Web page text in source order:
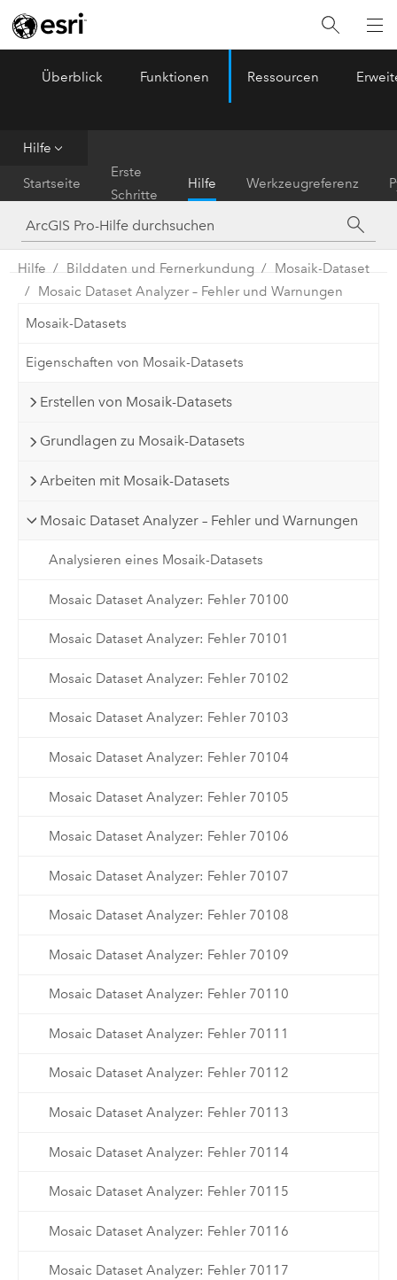
ArcGIS Pro
Überblick Funktionen Ressourcen
Hilfe
Startseite
Erste
Schritte
Hilfe Werkzeugreferenz
Hilfe Bilddaten und Fernerkundung
Mosaik-Dataset
Mosaic Dataset Analyzer – Fehler und Warnungen
Mosaik-Datasets
Eigenschaften von Mosaik-Datasets
Erstellen von Mosaik-Datasets
Grundlagen zu Mosaik-Datasets
Arbeiten mit Mosaik-Datasets
Mosaic Dataset Analyzer – Fehler und Warnungen
Analysieren eines Mosaik-Datasets
Mosaic Dataset Analyzer: Fehler 70100
Mosaic Dataset Analyzer: Fehler 70101
Mosaic Dataset Analyzer: Fehler 70102
Mosaic Dataset Analyzer: Fehler 70103
Mosaic Dataset Analyzer: Fehler 70104
Mosaic Dataset Analyzer: Fehler 70105
Mosaic Dataset Analyzer: Fehler 70106
Mosaic Dataset Analyzer: Fehler 70107
Mosaic Dataset Analyzer: Fehler 70108
Mosaic Dataset Analyzer: Fehler 70109
Mosaic Dataset Analyzer: Fehler 70110
Mosaic Dataset Analyzer: Fehler 70111
Mosaic Dataset Analyzer: Fehler 70112
Mosaic Dataset Analyzer: Fehler 70113
Mosaic Dataset Analyzer: Fehler 70114
Mosaic Dataset Analyzer: Fehler 70115
Mosaic Dataset Analyzer: Fehler 70116
Mosaic Dataset Analyzer: Fehler 70117